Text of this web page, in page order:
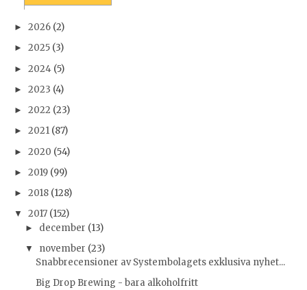
► 2026 (2)
► 2025 (3)
► 2024 (5)
► 2023 (4)
► 2022 (23)
► 2021 (87)
► 2020 (54)
► 2019 (99)
► 2018 (128)
▼ 2017 (152)
► december (13)
▼ november (23)
Snabbrecensioner av Systembolagets exklusiva nyhet...
Big Drop Brewing - bara alkoholfritt